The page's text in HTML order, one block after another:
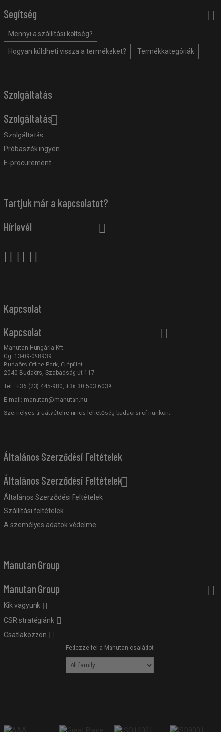
Segítség
Mennyi a szállítási költség?
Hogyan küldheti vissza a termékeket? Termékkategóriák
Szolgáltatás
Szolgáltatás
Szolgáltatás
Próbaszék ingyen
E-procurement
Tartjuk már a kapcsolatot?
Hírlevél
Kapcsolat
Kapcsolat
Manutan Hungária Kft.
Cg. 13-09-098939
Budaörs Office Park, C épület
2040 Budaörs, Szabadság út 117
Tel.: +36 (23) 445-980, +36 30 503 6039
E-mail: manutan@manutan.hu
Személyes áruátvételre nincs lehetőség budaörsi címünkön.
Általános Szerződési Feltételek
Általános Szerződési Feltételek
Általános Szerződési Feltételek
Szállítási feltételek
A személyes adatok védelme
Manutan Group
Manutan Group
Kik vagyunk
CSR stratégiánk
Csatlakozzon
Fedezze fel a Manutan családot